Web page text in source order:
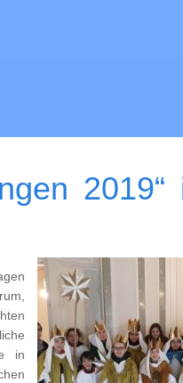
in